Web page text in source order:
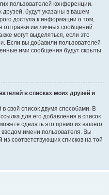
пользователей конференции.
друзей, будут указаны в вашем
доступа к информации о том,
отправки им личных сообщений.
могут выделяться, если это
Если вы добавили пользователей
ими сообщения будут скрыты
в списках моих друзей и
свой список двумя способами. В
для его добавления в список
сделать это прямо из вашего
имени пользователя. Вы
соответствующих списков на той